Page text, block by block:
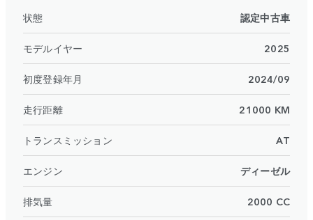
状態 認定中古車
モデルイヤー 2025
初度登録年月 2024/09
走行距離 21000 KM
トランスミッション AT
エンジン ディーゼル
排気量 2000 CC